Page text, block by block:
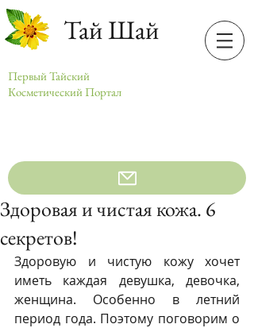
Тай Шай
Первый Тайский
Косметический Портал
Здоровая и чистая кожа. 6
секретов!
Здоровую и чистую кожу хочет
иметь каждая девушка, девочка,
женщина. Особенно в летний
период года. Поэтому поговорим о